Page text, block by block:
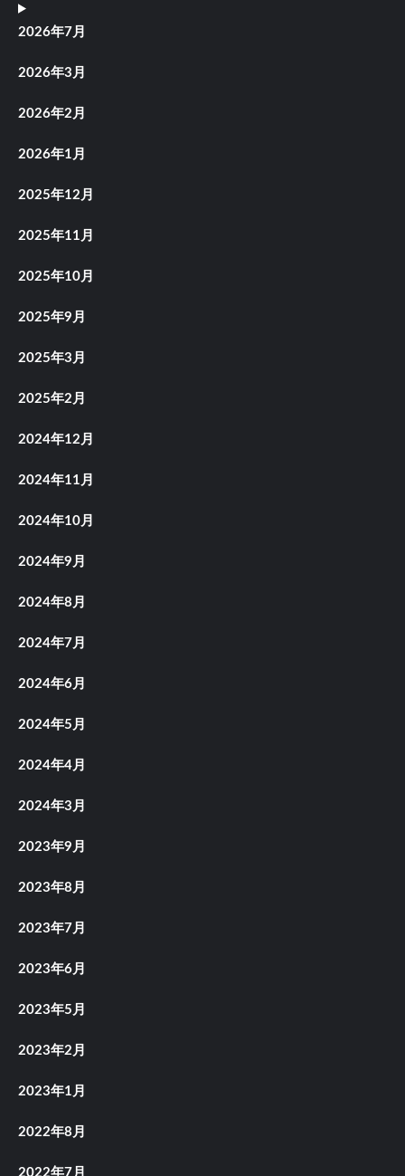
2026年7月
2026年3月
2026年2月
2026年1月
2025年12月
2025年11月
2025年10月
2025年9月
2025年3月
2025年2月
2024年12月
2024年11月
2024年10月
2024年9月
2024年8月
2024年7月
2024年6月
2024年5月
2024年4月
2024年3月
2023年9月
2023年8月
2023年7月
2023年6月
2023年5月
2023年2月
2023年1月
2022年8月
2022年7月